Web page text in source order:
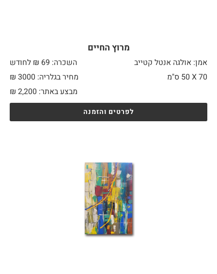
מרוץ החיים
אמן: אולגה אנטל קטייב
השכרה: 69 ₪ לחודש
70 X
מחיר בגלריה: 3000 ₪
מבצע באתר:
₪ 2,200
לפרטים והזמנה